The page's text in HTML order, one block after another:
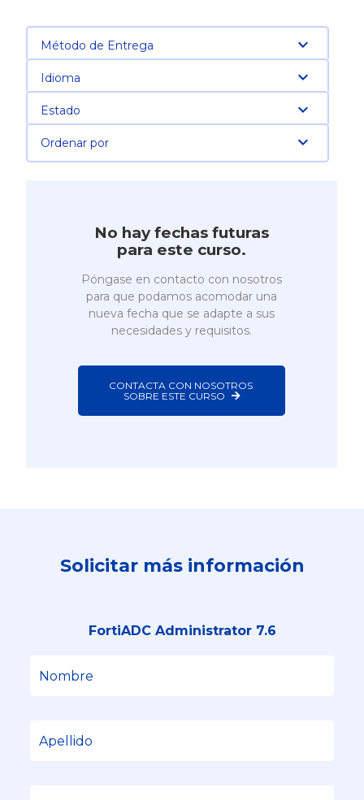
Método de Entrega
Idioma
Estado
Ordenar por
No hay fechas futuras
para este curso.
Póngase en contacto con nosotros
para que podamos acomodar una
nueva fecha que se adapte a sus
necesidades y requisitos.
CONTACTA CON NOSOTROS
SOBRE ESTE CURSO
Solicitar más información
FortiADC Administrator 7.6